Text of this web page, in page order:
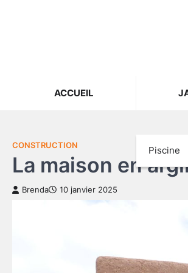
ACCUEIL
Piscine
CONSTRUCTION
La maison en
Brenda 10 janvier 2025